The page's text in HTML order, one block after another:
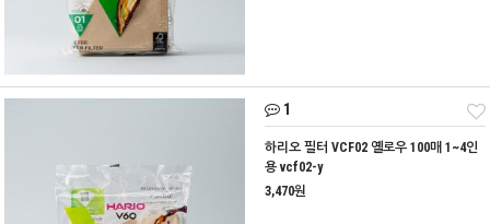
1
하리오 필터 VCF02 옐로우 100매 1~4인
용 vcf02-y
3,470원